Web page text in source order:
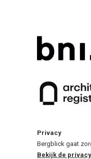
Privacy
Bergblick gaat
Bekijk de